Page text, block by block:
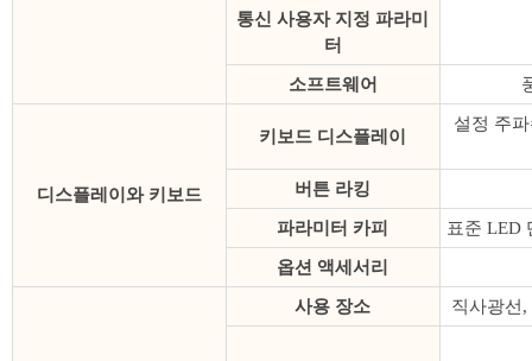
통신 사용자 지정 파라미
터
소프트웨어
디스플레이와 키보드
키보드 디스플레이
설정 주
버튼 라킹
파라미터 카피 표준 LED
옵션 액세서리
사용 장소 직사광선